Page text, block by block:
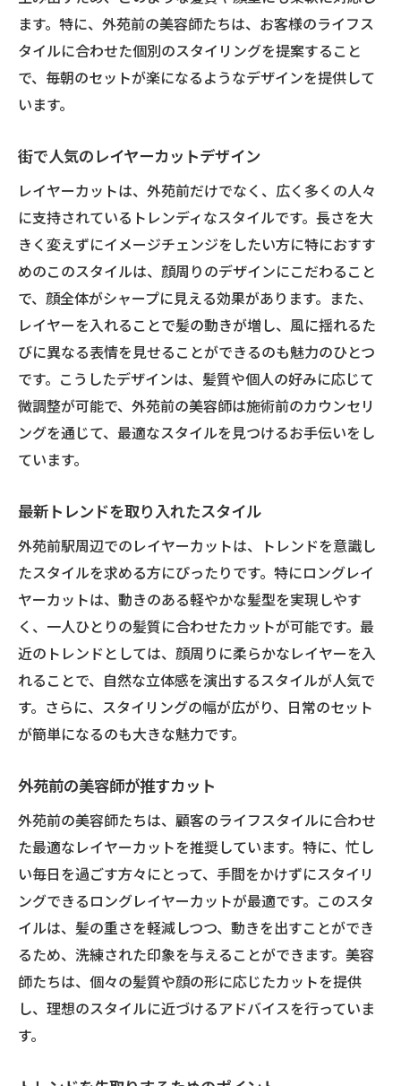
ます。特に、外苑前の美容師たちは、お客様のライフス
タイルに合わせた個別のスタイリングを提案すること
で、毎朝のセットが楽になるようなデザインを提供して
います。
街で人気のレイヤーカットデザイン
レイヤーカットは、外苑前だけでなく、広く多くの人々
に支持されているトレンディなスタイルです。長さを大
きく変えずにイメージチェンジをしたい方に特におすす
めのこのスタイルは、顔周りのデザインにこだわること
で、顔全体がシャープに見える効果があります。また、
レイヤーを入れることで髪の動きが増し、風に揺れるた
びに異なる表情を見せることができるのも魅力のひとつ
です。こうしたデザインは、髪質や個人の好みに応じて
微調整が可能で、外苑前の美容師は施術前のカウンセリ
ングを通じて、最適なスタイルを見つけるお手伝いをし
ています。
最新トレンドを取り入れたスタイル
外苑前駅周辺でのレイヤーカットは、トレンドを意識し
たスタイルを求める方にぴったりです。特にロングレイ
ヤーカットは、動きのある軽やかな髪型を実現しやす
く、一人ひとりの髪質に合わせたカットが可能です。最
近のトレンドとしては、顔周りに柔らかなレイヤーを入
れることで、自然な立体感を演出するスタイルが人気で
す。さらに、スタイリングの幅が広がり、日常のセット
が簡単になるのも大きな魅力です。
外苑前の美容師が推すカット
外苑前の美容師たちは、顧客のライフスタイルに合わせ
た最適なレイヤーカットを推奨しています。特に、忙し
い毎日を過ごす方々にとって、手間をかけずにスタイリ
ングできるロングレイヤーカットが最適です。このスタ
イルは、髪の重さを軽減しつつ、動きを出すことができ
るため、洗練された印象を与えることができます。美容
師たちは、個々の髪質や顔の形に応じたカットを提供
し、理想のスタイルに近づけるアドバイスを行っていま
す。